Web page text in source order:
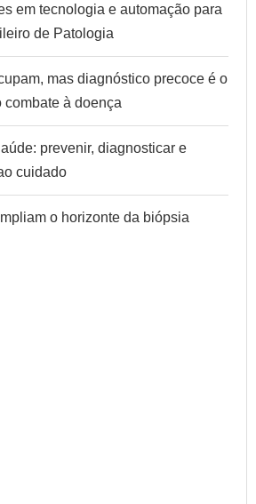
em tecnologia e automação para
de Patologia
mas diagnóstico precoce é o
à doença
prevenir, diagnosticar e
cuidado
o horizonte da biópsia